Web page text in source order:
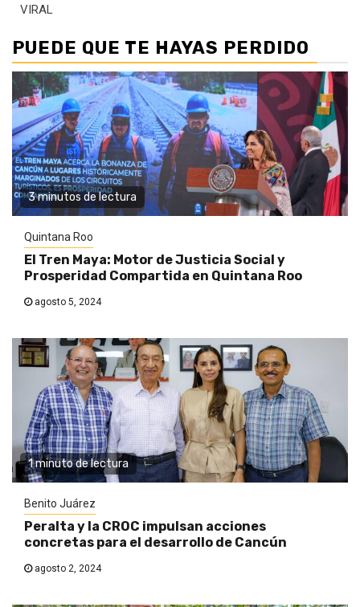
VIRAL
PUEDE QUE TE HAYAS PERDIDO
3 minutos de lectura
Quintana Roo
El Tren Maya: Motor de Justicia Social y
Prosperidad Compartida en Quintana Roo
agosto 5, 2024
1 minuto de lectura
Benito Juárez
Peralta y la CROC impulsan acciones
concretas para el desarrollo de Cancún
agosto 2, 2024